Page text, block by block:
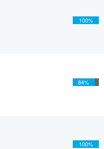
100%
84%
100%